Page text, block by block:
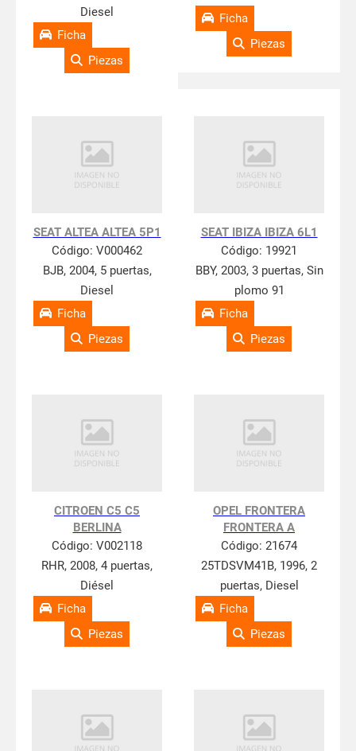
Diesel
Ficha
Piezas
Ficha
Piezas
SEAT ALTEA ALTEA 5P1
Código: V000462
BJB, 2004, 5 puertas,
Diesel
Ficha
Piezas
SEAT IBIZA IBIZA 6L1
Código: 19921
BBY, 2003, 3 puertas, Sin
plomo 91
Ficha
Piezas
CITROEN C5 C5
BERLINA
Código: V002118
RHR, 2008, 4 puertas,
Diésel
Ficha
Piezas
OPEL FRONTERA
FRONTERA A
Código: 21674
25TDSVM41B, 1996, 2
puertas, Diesel
Ficha
Piezas